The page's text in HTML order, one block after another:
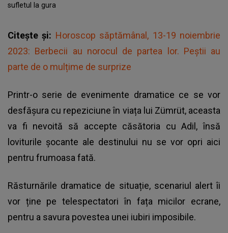
sufletul la gura
Citește și: Horoscop săptămânal, 13-19 noiembrie
2023: Berbecii au norocul de partea lor. Peștii au
parte de o mulțime de surprize
Printr-o serie de evenimente dramatice ce se vor
desfășura cu repeziciune în viața lui Zümrüt, aceasta
va fi nevoită să accepte căsătoria cu Adil, însă
loviturile șocante ale destinului nu se vor opri aici
pentru frumoasa fată.
Răsturnările dramatice de situație, scenariul alert îi
vor ține pe telespectatori în fața micilor ecrane,
pentru a savura povestea unei iubiri imposibile.